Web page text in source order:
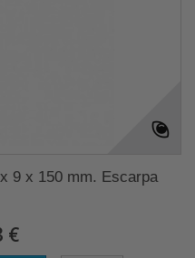
9 x 150 mm. Escarpa
€